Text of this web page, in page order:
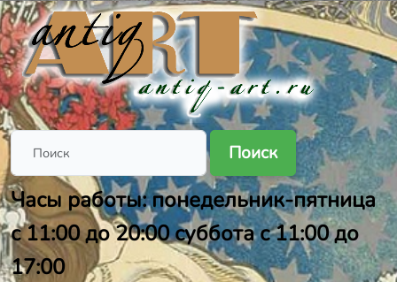
Поиск
Часы работы: понедельник-пятница
с 11:00 до 20:00 суббота с 11:00 до
17:00